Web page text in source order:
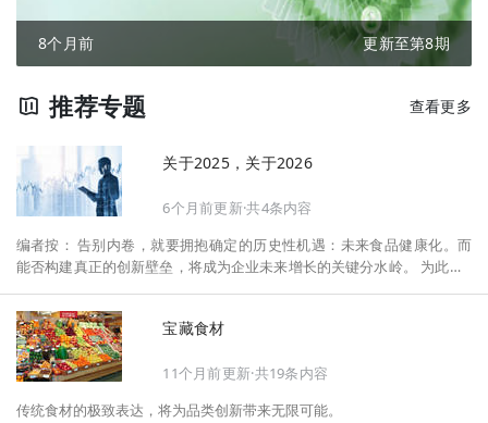
8个月前 更新至第8期
推荐专题 查看更多
关于2025，关于2026
6个月前更新·共4条内容
编者按： 告别内卷，就要拥抱确定的历史性机遇：未来食品健康化。而
能否构建真正的创新壁垒，将成为企业未来增长的关键分水岭。 为此，F
将以“创新产品”透视“未来机会”，以全球视野探寻中国机遇、增长解法，
拆解年度标杆的增长逻辑与谋篇布局，深挖“药食同源”“低GI”“老龄营
养”“清洁标签”等热门赛道的爆品基因，从趋势预判、品类创新、未来增长
机会、企业战略布局以及渠道变革等，为行业提供务实、前瞻的开年创新
宝藏食材
11个月前更新·共19条内容
传统食材的极致表达，将为品类创新带来无限可能。